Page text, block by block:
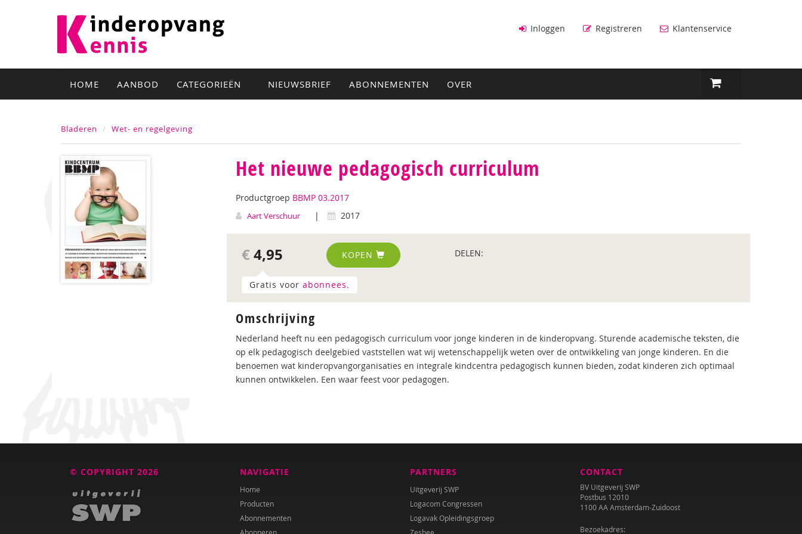
Inloggen Registreren Klantenservice
HOME AANBOD CATEGORIEËN NIEUWSBRIEF ABONNEMENTEN OVER
Bladeren Wet- en regelgeving
Het nieuwe pedagogisch curriculum
Productgroep BBMP 03.2017
Aart Verschuur | 2017
€ 4,95 KOPEN DELEN:
Gratis voor abonnees.
Omschrijving
Nederland heeft nu een pedagogisch curriculum voor jonge kinderen in de kinderopvang. Sturende academische teksten, die
op elk pedagogisch deelgebied vaststellen wat wij wetenschappelijk weten over de ontwikkeling van jonge kinderen. En die
benoemen wat kinderopvangorganisaties en integrale kindcentra pedagogisch kunnen bieden, zodat kinderen zich optimaal
kunnen ontwikkelen. Een waar feest voor pedagogen.
© COPYRIGHT 2026 NAVIGATIE
Home
Producten
Abonnementen
PARTNERS
Uitgeverij SWP
Logacom Congressen
Logavak Opleidingsgroep
CONTACT
BV Uitgeverij SWP
Postbus 12010
1100 AA Amsterdam-Zuidoost
Bezoekadres: